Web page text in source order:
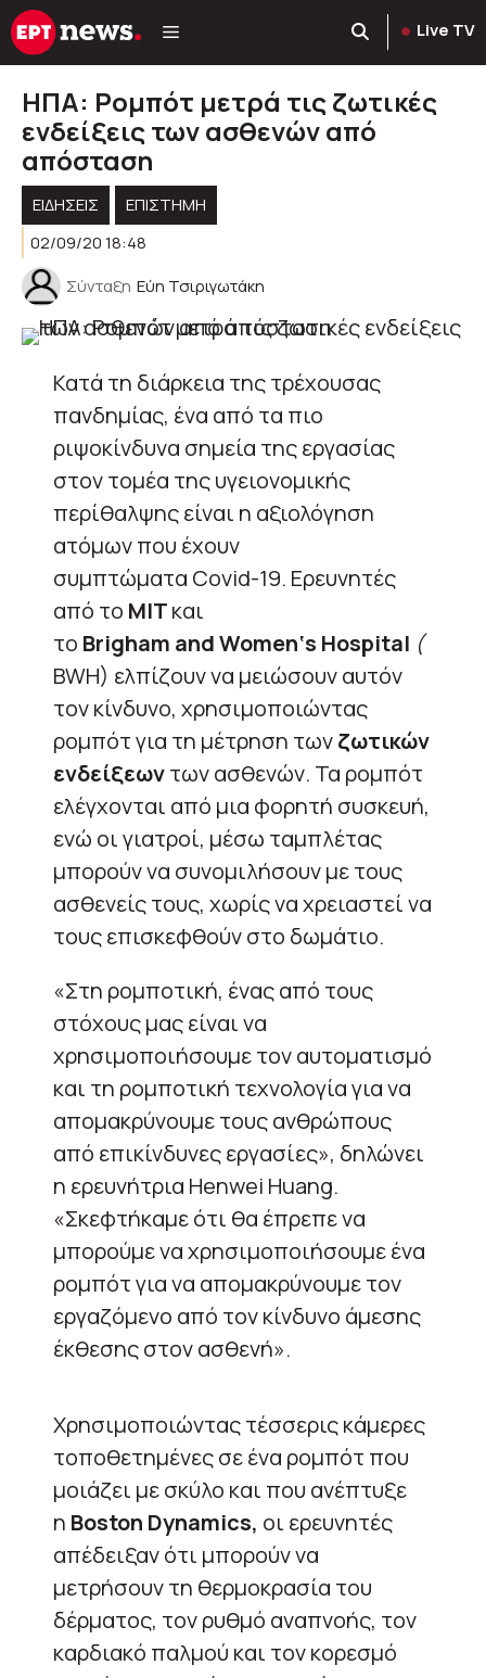
Μετάβαση
σε
Live TV
ΗΠΑ: Ρομπότ μετρά τις ζωτικές
ενδείξεις των ασθενών από
απόσταση
ΕΙΔΗΣΕΙΣ
ΕΠΙΣΤΗΜΗ
02/09/20 18:48
Σύνταξη Εύη Τσιριγωτάκη
Κατά τη διάρκεια της τρέχουσας
πανδημίας, ένα από τα πιο
ριψοκίνδυνα σημεία της εργασίας
στον τομέα της υγειονομικής
περίθαλψης είναι η αξιολόγηση
ατόμων που έχουν
συμπτώματα Covid-19. Ερευνητές
από το MITκαι
το Brigham and Women‘s Hospital (
BWH) ελπίζουν να μειώσουν αυτόν
τον κίνδυνο, χρησιμοποιώντας
ρομπότ για τη μέτρηση τωνζωτικών
ενδείξεωντων ασθενών. Τα ρομπότ
ελέγχονται από μια φορητή συσκευή,
ενώ οι γιατροί, μέσω ταμπλέτας
μπορούν να συνομιλήσουν με τους
ασθενείς τους, χωρίς να χρειαστεί να
τους επισκεφθούν στο δωμάτιο.
«Στη ρομποτική, ένας από τους
στόχους μας είναι να
χρησιμοποιήσουμε τον αυτοματισμό
και τη ρομποτική τεχνολογία για να
απομακρύνουμε τους ανθρώπους
από επικίνδυνες εργασίες», δηλώνει
η ερευνήτρια Henwei Huang.
«Σκεφτήκαμε ότι θα έπρεπε να
μπορούμε να χρησιμοποιήσουμε ένα
ρομπότ για να απομακρύνουμε τον
εργαζόμενο από τον κίνδυνο άμεσης
έκθεσης στον ασθενή».
Χρησιμοποιώντας τέσσερις κάμερες
τοποθετημένες σε ένα ρομπότ που
μοιάζει με σκύλο και που ανέπτυξε
η Boston Dynamics, οι ερευνητές
απέδειξαν ότι μπορούν να
μετρήσουν τη θερμοκρασία του
δέρματος, τον ρυθμό αναπνοής, τον
καρδιακό παλμού και τον κορεσμό